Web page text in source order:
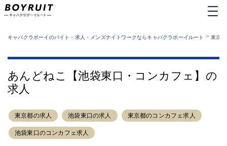
業種から探す
運営者情報
サイトマップ
キャバクラボーイのバイト・求人・メンズナイトワークならキャバクラボーイルート > 東京
あんどねこ【池袋東口・コンカフェ】の
求人
東京都の求人 池袋東口の求人 東京都のコンカフェ求人
池袋東口のコンカフェ求人
六本木
池袋
渋谷
大和
錦糸町
八王子